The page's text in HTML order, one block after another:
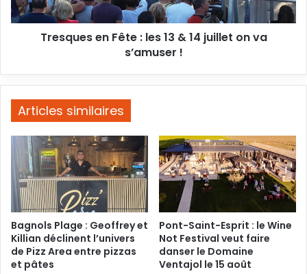
14
juillet
Tresques en Fête : les 13 & 14 juillet on va
s’amuser !
Articles similaires
Bagnols Plage : Geoffrey et
Killian déclinent l’univers
de Pizz Area entre pizzas
et pâtes
Pont-Saint-Esprit : le Wine
Not Festival veut faire
danser le Domaine
Ventajol le 15 août